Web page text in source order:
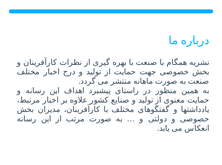
درباره ما
نشریه همگام با صنعت با بهره گیری از نظرات کارآفرینان و
بخش خصوصی جهت حمایت از تولید و درج اخبار مختلف
صنعت به صورت ماهانه منتشر می گردد.
به همین منظور در راستای پیشبرد اهداف این رسانه و
حمایت معنوی از تولید و صنایع کشور علاوه بر اخبار مرتبط،
یادداشتها و گفتگوهای مختلف با کارآفرینان، مدیران بخش
خصوصی و دولتی و … به صورت مرتب از این رسانه
انعکاس می یابد.